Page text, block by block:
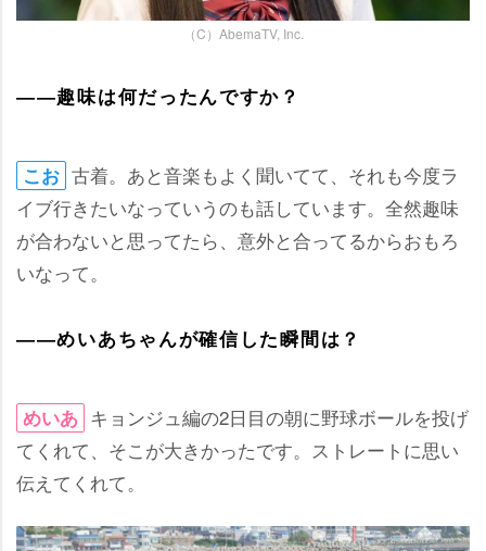
（C）AbemaTV, Inc.
――趣味は何だったんですか？
こお 古着。あと音楽もよく聞いてて、それも今度ラ
イブ行きたいなっていうのも話しています。全然趣味
が合わないと思ってたら、意外と合ってるからおもろ
いなって。
――めいあちゃんが確信した瞬間は？
めいあ キョンジュ編の2日目の朝に野球ボールを投げ
てくれて、そこが大きかったです。ストレートに思い
伝えてくれて。